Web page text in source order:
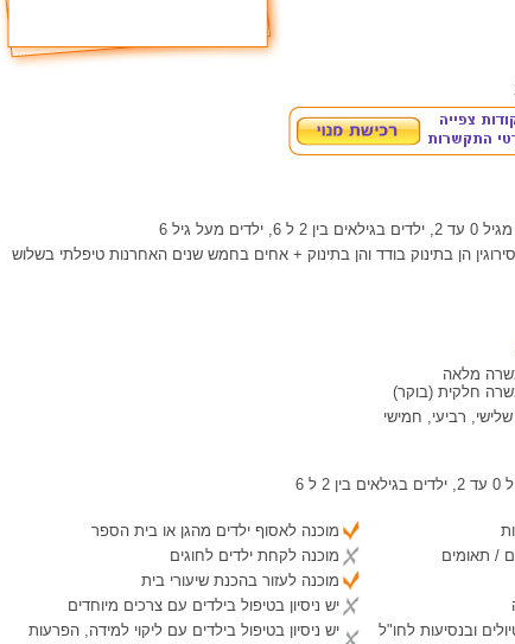
הן בתינוק בודד והן בתינוק + אחים בחמש שנים האחרנות טיפלתי בשלוש
מלאה
חלקית (בוקר)
רביעי, חמישי
ל 6
/ תאומים
ובנסיעות לחו"ל
מוכנה לאסוף ילדים מהגן או בית הספר
מוכנה לקחת ילדים לחוגים
מוכנה לעזור בהכנת שיעורי בית
יש ניסיון בטיפול בילדים עם צרכים מיוחדים
יש ניסיון בטיפול בילדים עם ליקוי למידה, הפרעות